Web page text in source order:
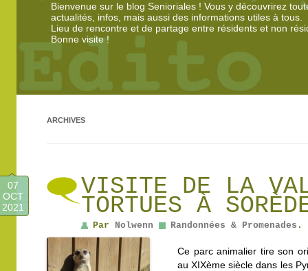
Bienvenue sur le blog Senioriales ! Vous y découvrirez
actualités, infos, mais aussi des informations utiles à tous.
Lieu de rencontre et de partage entre résidents et non
Bonne visite !
ARCHIVES
VISITE DE LA
TORTUES À
07
OCT
2021
Par Nolwenn Randonnées & Promenades .
Ce parc animalier tire son
au XIXème siècle dans les